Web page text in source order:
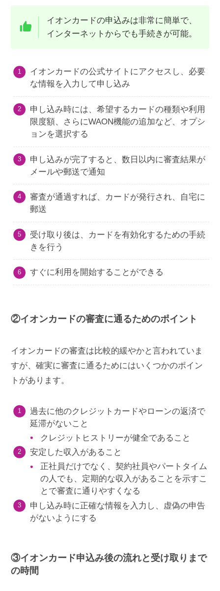
イオンカードの申込みは非常に簡単で、
インターネットからでも手続きが可能。
イオンカードの公式サイトにアクセスし、必要
な情報を入力して申し込み
申し込み時には、希望するカードの種類や利用
限度額、さらにWAON機能の追加など、オプシ
ョンを選択する
申し込みが完了すると、数日以内に審査結果が
メールや郵送で通知
審査が通過すれば、カードが発行され、自宅に
郵送
受け取り後は、カードを有効化するための手続
きを行う
すぐに利用を開始することができる
②イオンカードの審査に通るためのポイント
イオンカードの審査は比較的緩やかと言われていま
すが、確実に審査に通るためにはいくつかのポイン
トがあります。
過去に他のクレジットカードやローンの返済で
延滞がないこと
クレジットヒストリーが健全であること
安定した収入があること
正社員だけでなく、契約社員やパートタイム
の人でも、定期的な収入があることを示すこ
とで審査に通りやすくなる
申し込み時に正確な情報を入力し、虚偽の申告
がないようにする
③イオンカード申込み後の流れと受け取りまで
の時間